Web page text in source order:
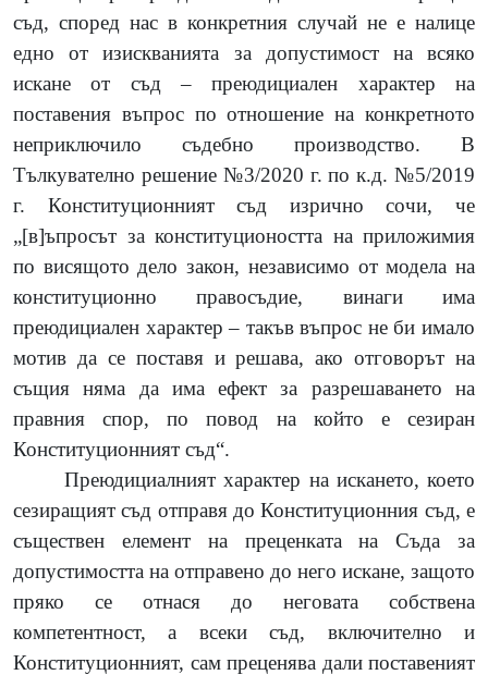
съд, според нас в конкретния случай не е налице
едно от изискванията за допустимост на всяко
искане от съд – преюдициален характер на
поставения въпрос по отношение на конкретното
неприключило съдебно производство. В
Тълкувателно решение №3/2020 г. по к.д. №5/2019
г. Конституционният съд изрично сочи, че
„[в]ъпросът за конституциоността на приложимия
по висящото дело закон, независимо от модела на
конституционно правосъдие, винаги има
преюдициален характер – такъв въпрос не би имало
мотив да се поставя и решава, ако отговорът на
същия няма да има ефект за разрешаването на
правния спор, по повод на който е сезиран
Конституционният съд“.
Преюдициалният характер на искането, което
сезиращият съд отправя до Конституционния съд, е
съществен елемент на преценката на Съда за
допустимостта на отправено до него искане, защото
пряко се отнася до неговата собствена
компетентност, а всеки съд, включително и
Конституционният, сам преценява дали поставеният